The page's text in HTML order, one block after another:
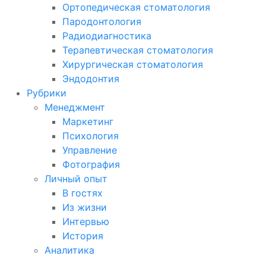
Ортопедическая стоматология
Пародонтология
Радиодиагностика
Терапевтическая стоматология
Хирургическая стоматология
Эндодонтия
Рубрики
Менеджмент
Маркетинг
Психология
Управление
Фотография
Личный опыт
В гостях
Из жизни
Интервью
История
Аналитика